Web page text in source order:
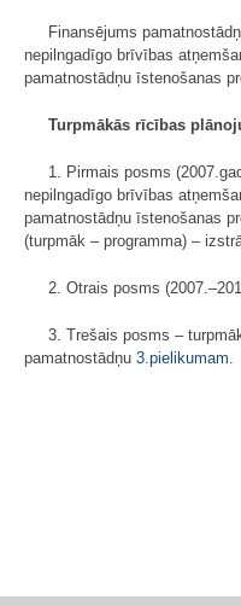
Finansējums
nepilngadīgo brīvības
pamatnostādņu īstenošanas
Turpmākās rīcības
1. Pirmais posms
nepiln­gadīgo brīvības
pamatnostādņu īstenošanas
(turpmāk – programma) –
2. Otrais posms
3. Trešais posms –
pamatnostād­ņu 3.pielikumam.